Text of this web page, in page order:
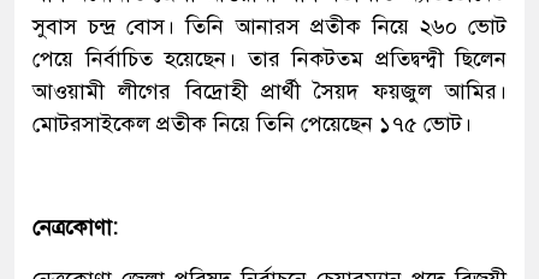
সুবাস চন্দ্র বোস। তিনি আনারস প্রতীক নিয়ে ২৬০ ভোট
পেয়ে নির্বাচিত হয়েছেন। তার নিকটতম প্রতিদ্বন্দ্বী ছিলেন
আওয়ামী লীগের বিদ্রোহী প্রার্থী সৈয়দ ফয়জুল আমির।
মোটরসাইকেল প্রতীক নিয়ে তিনি পেয়েছেন ১৭৫ ভোট।
নেত্রকোণা: